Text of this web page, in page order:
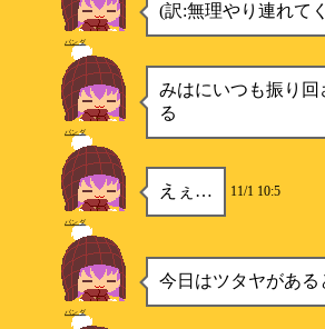
(訳:無理やり連れて
パンダ
みはにいつも振り
る
パンダ
えぇ… 11/1 10:5
パンダ
今日はツタヤがあ
パンダ